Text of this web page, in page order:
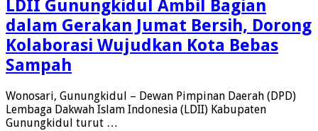
LDII Gunungkidul Ambil Bagian
dalam Gerakan Jumat Bersih, Dorong
Kolaborasi Wujudkan Kota Bebas
Sampah
Wonosari, Gunungkidul – Dewan Pimpinan Daerah (DPD)
Lembaga Dakwah Islam Indonesia (LDII) Kabupaten
Gunungkidul turut …